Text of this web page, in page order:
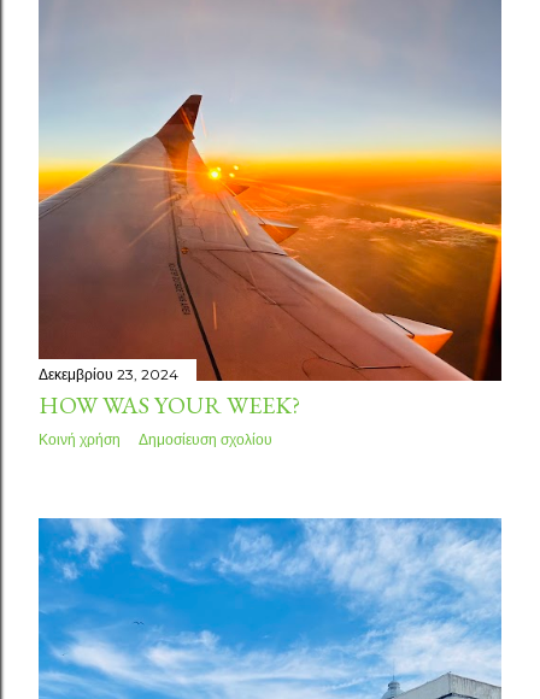
Δεκεμβρίου 23, 2024
HOW WAS YOUR WEEK?
Κοινή χρήση Δημοσίευση σχολίου